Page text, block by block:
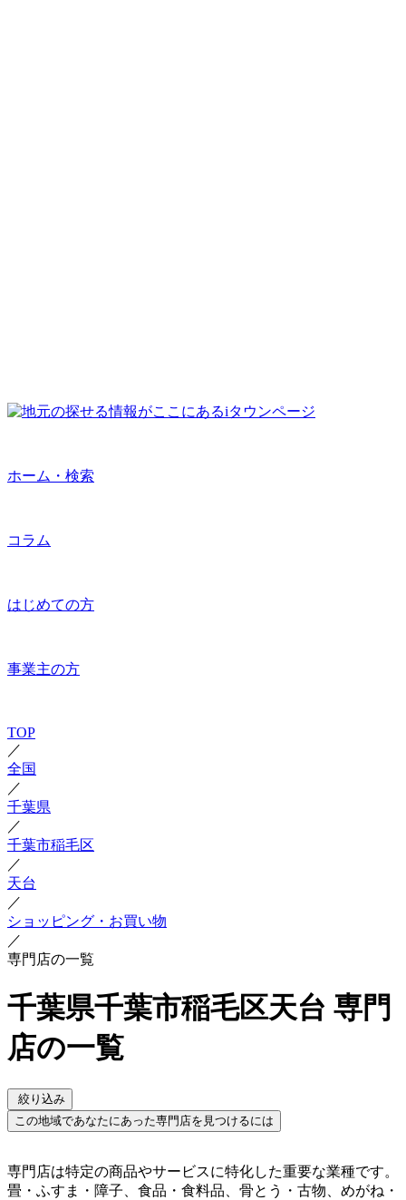
ホーム・検索
コラム
はじめての方
事業主の方
TOP
／
全国
／
千葉県
／
千葉市稲毛区
／
天台
／
ショッピング・お買い物
／
専門店の一覧
千葉県千葉市稲毛区天台 専門
店の一覧
絞り込み
この地域であなたにあった専門店を見つけるには
専門店は特定の商品やサービスに特化した重要な業種です。
畳・ふすま・障子、食品・食料品、骨とう・古物、めがね・